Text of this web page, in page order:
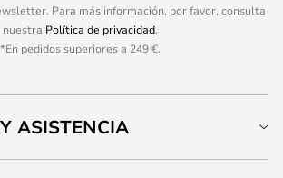
Para más información, por favor, consulta
nuestra Política de privacidad.
*En pedidos superiores a 249 €.
ASISTENCIA